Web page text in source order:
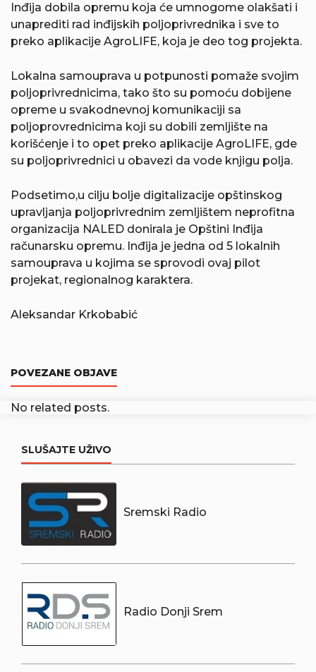
Inđija dobila opremu koja će umnogome olakšati i
unaprediti rad inđijskih poljoprivrednika i sve to
preko aplikacije AgroLIFE, koja je deo tog projekta.
Lokalna samouprava u potpunosti pomaže svojim
poljoprivrednicima, tako što su pomoću dobijene
opreme u svakodnevnoj komunikaciji sa
poljoprovrednicima koji su dobili zemljište na
korišćenje i to opet preko aplikacije AgroLIFE, gde
su poljoprivrednici u obavezi da vode knjigu polja.
Podsetimo,u cilju bolje digitalizacije opštinskog
upravljanja poljoprivrednim zemljištem neprofitna
organizacija NALED donirala je Opštini Inđija
računarsku opremu. Inđija je jedna od 5 lokalnih
samouprava u kojima se sprovodi ovaj pilot
projekat, regionalnog karaktera.
Aleksandar Krkobabić
POVEZANE OBJAVE
No related posts.
SLUŠAJTE UŽIVO
Sremski Radio
Radio Donji Srem